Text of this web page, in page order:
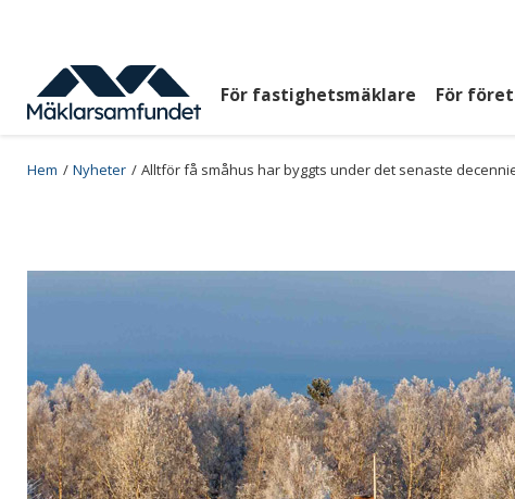
huvudinnehåll
Huvudmeny
För fastighetsmäklare För
Breadcrumb
Hem Nyheter Alltför få småhus har byggts under det senaste